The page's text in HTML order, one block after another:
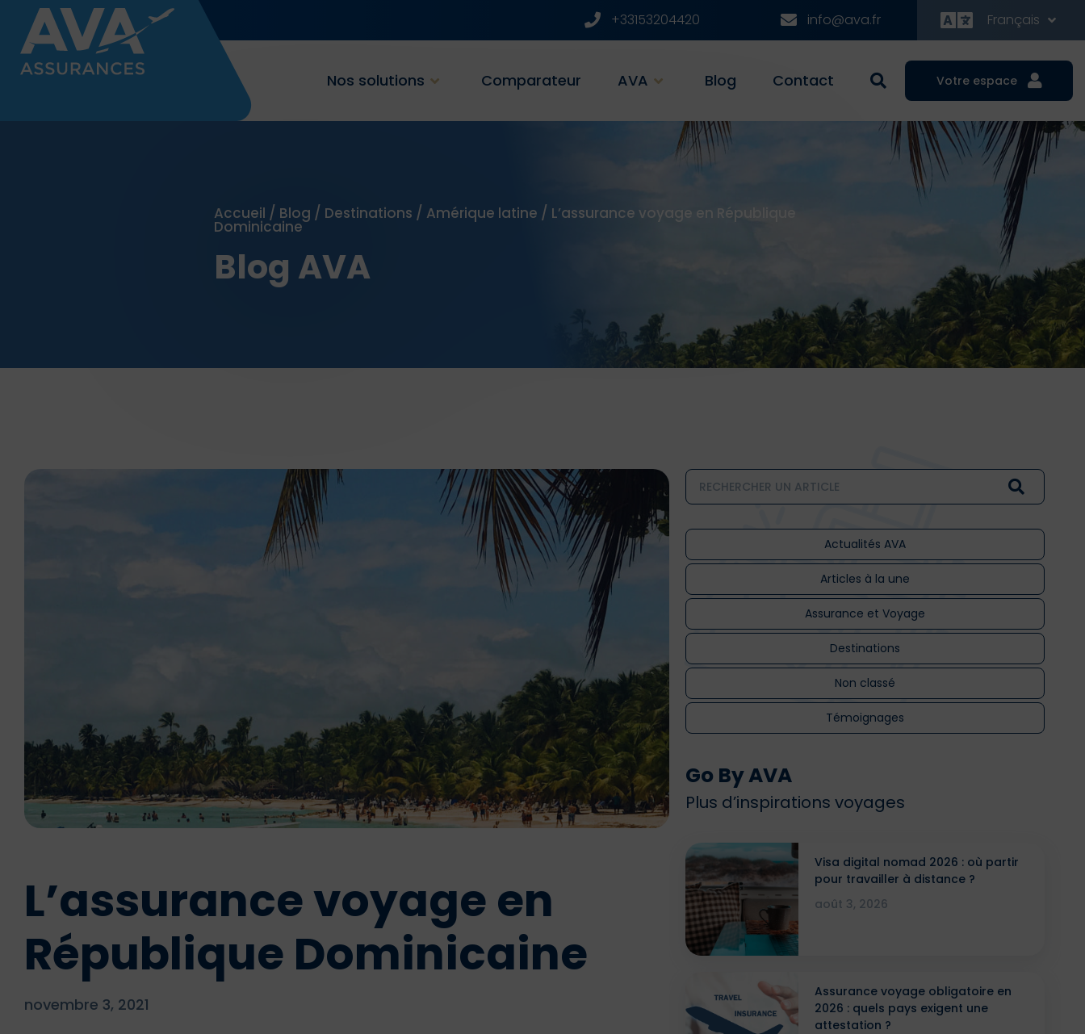
+33153204420 info@ava.fr Français
Nos solutions Comparateur AVA Blog Contact Votre espace
Accueil / Blog / Destinations / Amérique latine / L’assurance voyage en République
Dominicaine
Blog AVA
L’assurance voyage en
République Dominicaine
novembre 3, 2021
Actualités AVA
Articles à la une
Assurance et Voyage
Destinations
Non classé
Témoignages
Go By AVA
Plus d’inspirations voyages
Visa digital nomad 2026 : où partir
pour travailler à distance ?
août 3, 2026
Assurance voyage obligatoire en
2026 : quels pays exigent une
attestation ?